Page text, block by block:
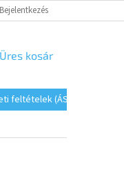
JOGI NYILATKOZAT
Bejelentkezés
KOSÁR
Üres kosár
feltételek (ÁSZF)